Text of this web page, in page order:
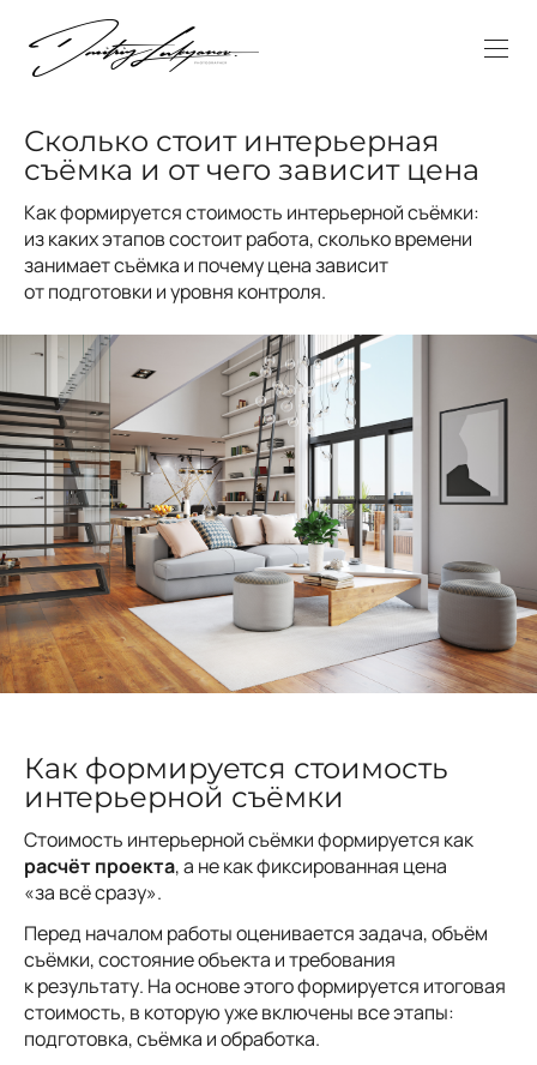
Сколько стоит интерьерная
съёмка и от чего зависит цена
Как формируется стоимость интерьерной съёмки:
из каких этапов состоит работа, сколько времени
занимает съёмка и почему цена зависит
от подготовки и уровня контроля.
Как формируется стоимость
интерьерной съёмки
Стоимость интерьерной съёмки формируется как
расчёт проекта, а не как фиксированная цена
«за всё сразу».
Перед началом работы оценивается задача, объём
съёмки, состояние объекта и требования
к результату. На основе этого формируется итоговая
стоимость, в которую уже включены все этапы:
подготовка, съёмка и обработка.